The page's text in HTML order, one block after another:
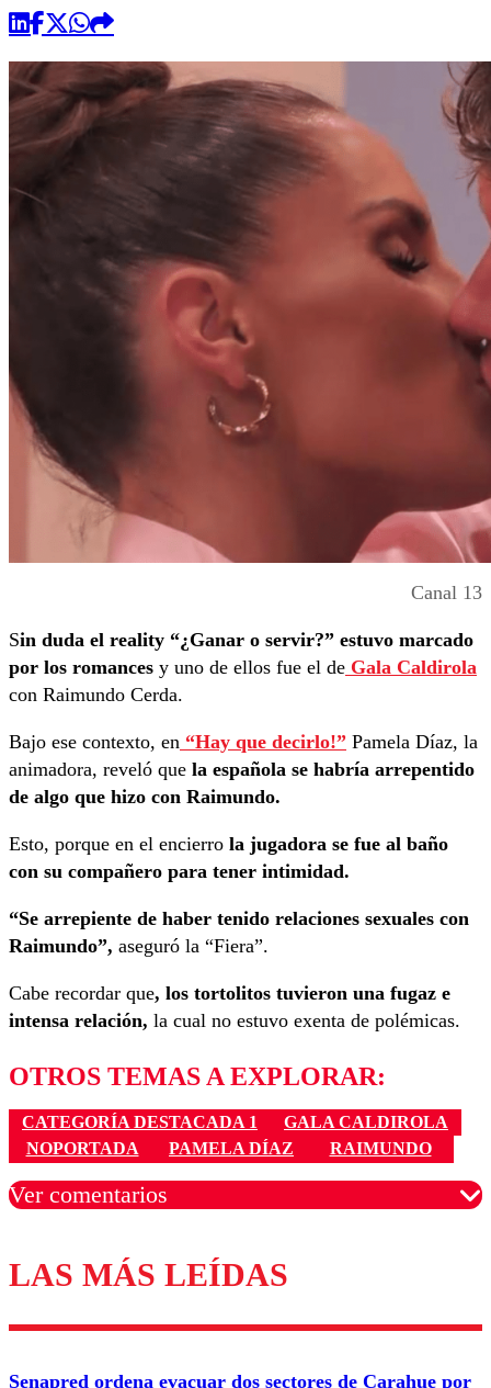
Canal 13
Sin duda el reality “¿Ganar o servir?” estuvo marcado
por los romances y uno de ellos fue el de Gala Caldirola
con Raimundo Cerda.
Bajo ese contexto, en “Hay que decirlo!” Pamela Díaz, la
animadora, reveló que la española se habría arrepentido
de algo que hizo con Raimundo.
Esto, porque en el encierro la jugadora se fue al baño
con su compañero para tener intimidad.
“Se arrepiente de haber tenido relaciones sexuales con
Raimundo”, aseguró la “Fiera”.
Cabe recordar que, los tortolitos tuvieron una fugaz e
intensa relación, la cual no estuvo exenta de polémicas.
OTROS TEMAS A EXPLORAR:
CATEGORÍA DESTACADA 1
GALA CALDIROLA
NOPORTADA
PAMELA DÍAZ RAIMUNDO
Ver comentarios
Los comentarios son moderados para garantizar un
diálogo respetuoso.
Nombre
LAS MÁS LEÍDAS
Senapred ordena evacuar dos sectores de Carahue por